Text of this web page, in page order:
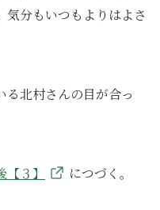
分もいつもよりはよさ
北村さんの目が合っ
３】 につづく。